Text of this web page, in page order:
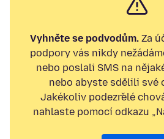
Vyhněte se podvodům. Za
podpory vás nikdy
nebo poslali SMS na
nebo abyste sdělili své
Jakékoliv podezřelé
nahlaste pomocí odkazu